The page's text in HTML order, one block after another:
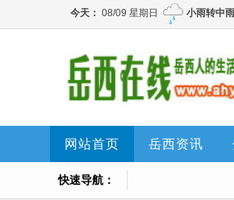
网站首页 岳西资讯
快速导航：